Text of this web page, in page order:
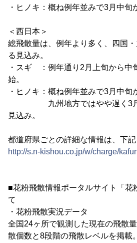
・ヒノキ：概ね例年並みで3月中旬
＜西日本＞
総飛散量は、例年より多く、四国
る見込み。
・スギ ：例年通り2月上旬から中
始。
・ヒノキ：概ね例年並みで3月中旬
九州地方ではやや遅く3月
見込み。
都道府県ごとの詳細な情報は、下記
http://s.n-kishou.co.jp/w/charge/
■花粉飛散情報ポータルサイト「花
て
・花粉飛散実況データ
全国24ヶ所で観測した現在の飛散
散個数と8段階の飛散レベルを掲載